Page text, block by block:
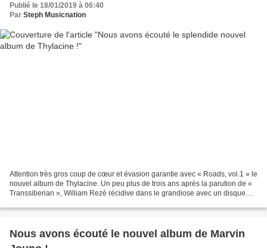
Publié le 18/01/2019 à 06:40
Par Steph Musicnation
Attention très gros coup de cœur et évasion garantie avec « Roads, vol.1 » le
nouvel album de Thylacine. Un peu plus de trois ans après la parution de «
Transsiberian », William Rezé récidive dans le grandiose avec un disque
Nous avons écouté le nouvel album de Marvin